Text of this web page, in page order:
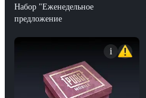
Набор "Еженедельное
предложение
i